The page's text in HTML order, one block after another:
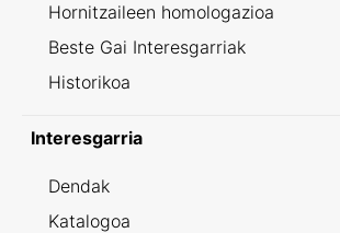
Hornitzaileen homologazioa
Beste Gai Interesgarriak
Historikoa
Interesgarria
Dendak
Katalogoa